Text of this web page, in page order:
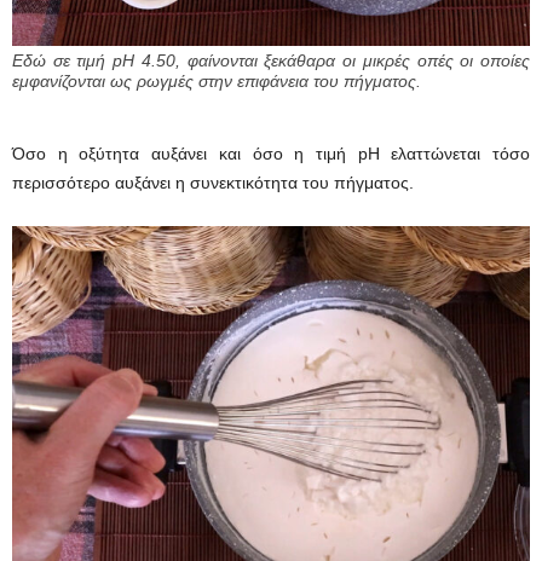
Εδώ σε τιμή pH 4.50, φαίνονται ξεκάθαρα οι μικρές οπές οι οποίες
εμφανίζονται ως ρωγμές στην επιφάνεια του πήγματος.
Όσο η οξύτητα αυξάνει και όσο η τιμή pH ελαττώνεται τόσο
περισσότερο αυξάνει η συνεκτικότητα του πήγματος.